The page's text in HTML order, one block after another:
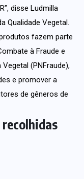
disse Ludmilla
Qualidade Vegetal.
fazem parte
à Fraude e
(PNFraude),
e promover a
de gêneros de
recolhidas